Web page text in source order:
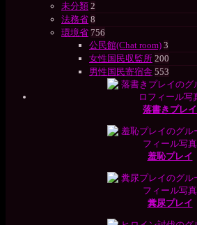
未分類 2
法務省 8
環境省 756
公民館(Chat room) 3
女性国民収監所 200
男性国民寄宿舎 553
落書きプレイ
羞恥プレイ
糞尿プレイ